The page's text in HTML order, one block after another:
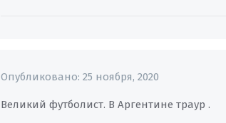
Опубликовано:25 ноября, 2020
Великий футболист. В Аргентине траур .